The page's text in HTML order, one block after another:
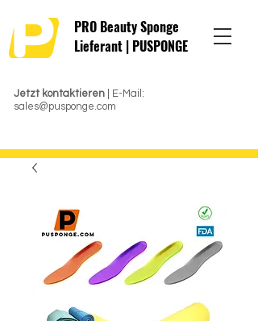
Jetzt kontaktieren | E-Mail:
sales@pusponge.com
PRO Beauty Sponge
Lieferant | PUSPONGE